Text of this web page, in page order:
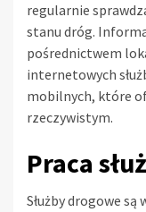
regularnie
stanu dróg.
pośrednictwem
internetowych
mobilnych, które
rzeczywistym.
Praca
Służby drogowe